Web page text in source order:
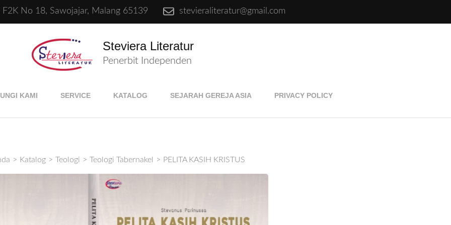
F2K No 18, Sawojajar, Malang 65139 stevieraliteratur@gmail.com
Steviera Literatur
Penerbit Independen
KAMI SERVICE KATALOG SEJARAH GEREJA ASIA PRIVACY POLICY
> Katalog > Teologi > Teologi Tabernakel > PELITA KASIH KRISTUS